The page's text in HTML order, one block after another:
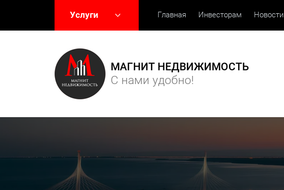
Услуги Главная Инвесторам Новости
МАГНИТ НЕДВИЖИМОСТЬ
С нами удобно!